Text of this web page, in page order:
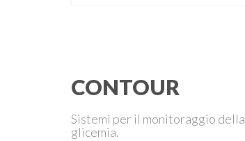
CONTOUR
Sistemi per il monitoraggio della
glicemia.